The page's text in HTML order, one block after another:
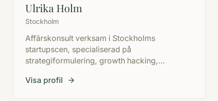
Ulrika Holm
Stockholm
Affärskonsult verksam i Stockholms
startupscen, specialiserad på
strategiformulering, growth hacking,
Visa profil